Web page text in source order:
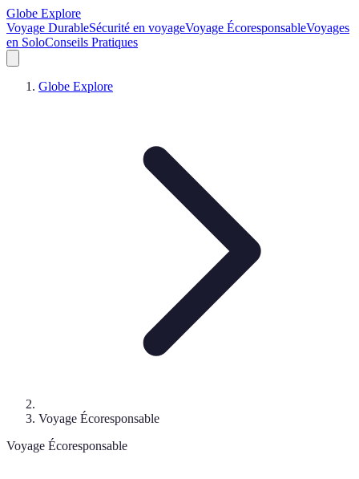
Globe Explore
Voyage DurableSécurité en voyageVoyage ÉcoresponsableVoyages
en SoloConseils Pratiques
Globe Explore
Voyage Écoresponsable
Voyage Écoresponsable